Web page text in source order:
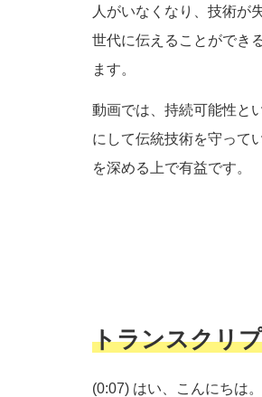
人がいなくなり、技術が
世代に伝えることができ
ます。
動画では、持続可能性と
にして伝統技術を守って
を深める上で有益です。
トランスクリ
(0:07) はい、こんにちは